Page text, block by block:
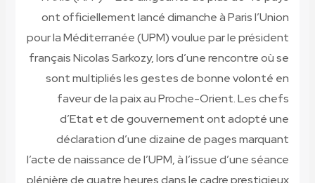
ont officiellement lancé dimanche à Paris l’Union
pour la Méditerranée (UPM) voulue par le président
français Nicolas Sarkozy, lors d’une rencontre où se
sont multipliés les gestes de bonne volonté en
faveur de la paix au Proche-Orient. Les chefs
d’Etat et de gouvernement ont adopté une
déclaration d’une dizaine de pages marquant
l’acte de naissance de l’UPM, à l’issue d’une séance